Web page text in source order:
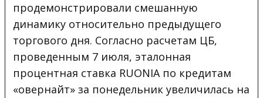
продемонстрировали смешанную
динамику относительно предыдущего
торгового дня. Согласно расчетам ЦБ,
проведенным 7 июля, эталонная
процентная ставка RUONIA по кредитам
«овернайт» за понедельник увеличилась на